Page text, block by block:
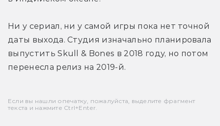
Ни у сериал, ни у самой игры пока нет точной
даты выхода. Студия изначально планировала
выпустить Skull & Bones в 2018 году, но потом
перенесла релиз на 2019-й.
Если вы нашли опечатку, пожалуйста, выделите фрагмент
текста и нажмите Ctrl+Enter.